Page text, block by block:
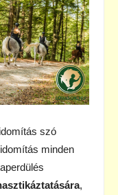
szó
minden
,